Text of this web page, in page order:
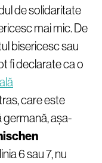
de solidaritate
mai mic. De
bisericesc sau
fi declarate ca o
care este
germană, așa-
6 sau 7, nu